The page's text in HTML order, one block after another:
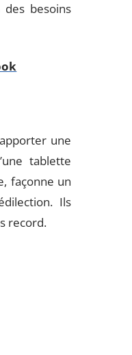
besoins
une
tablette
façonne un
Ils
record.